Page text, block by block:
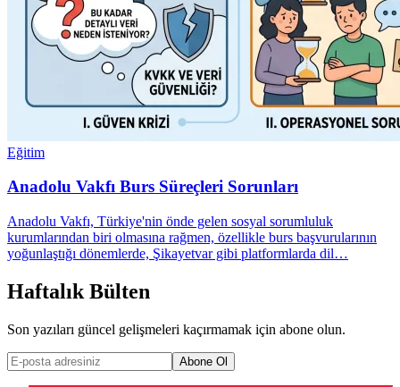
Eğitim
Anadolu Vakfı Burs Süreçleri Sorunları
Anadolu Vakfı, Türkiye'nin önde gelen sosyal sorumluluk
kurumlarından biri olmasına rağmen, özellikle burs başvurularının
yoğunlaştığı dönemlerde, Şikayetvar gibi platformlarda dil…
Haftalık Bülten
Son yazıları güncel gelişmeleri kaçırmamak için abone olun.
Abone Ol